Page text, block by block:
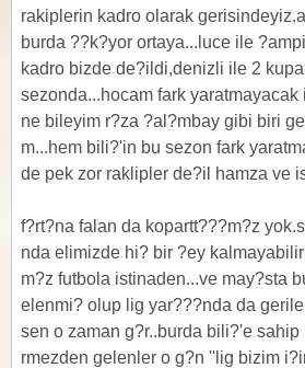
rakiplerin kadro olarak
burda ??k?yor ortaya...luce ile
kadro bizde de?ildi,denizli ile 2
sezonda...hocam fark
ne bileyim r?za ?al?mbay gibi biri
m...hem bili?'in bu sezon fark
de pek zor raklipler de?il hamza ve
f?rt?na falan da kopartt???m?z
nda elimizde hi? bir ?ey
m?z futbola istinaden...ve may?sta
elenmi? olup lig yar???nda da
sen o zaman g?r..burda bili?'e
rmezden gelenler o g?n ''lig bizim